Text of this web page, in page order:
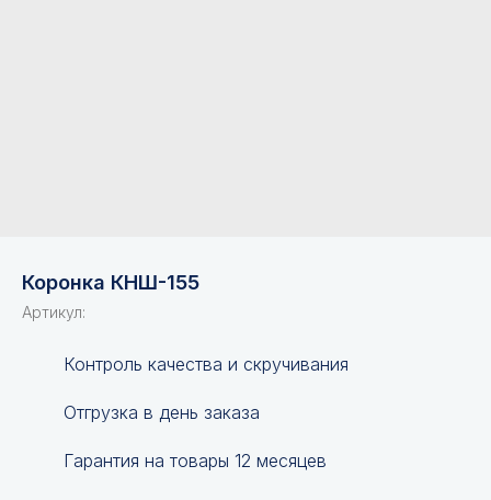
Коронка КНШ-155
Артикул:
Контроль качества и скручивания
Отгрузка в день заказа
Гарантия на товары 12 месяцев